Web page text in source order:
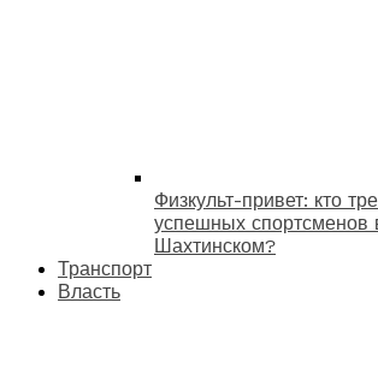
Физкульт-привет: кто
успешных спортсменов
Шахтинском?
Транспорт
Власть